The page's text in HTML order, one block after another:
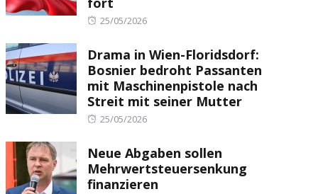
Posted
25/05/2026
Drama in Wien-Floridsdorf:
Bosnier bedroht Passanten
mit Maschinenpistole nach
Streit mit seiner Mutter
Posted
25/05/2026
Neue Abgaben sollen
Mehrwertsteuersenkung
finanzieren